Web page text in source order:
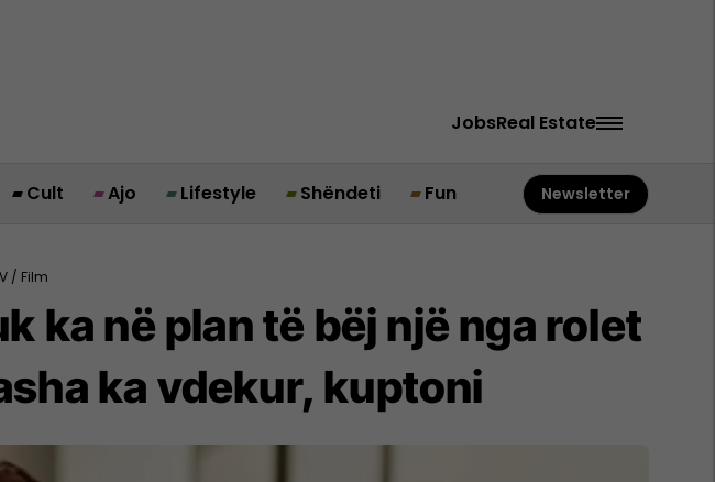
JobsReal Estate
Cult Ajo Lifestyle Shëndeti Fun Newsletter
/ Film
ka në plan të bëj një nga rolet
ka vdekur, kuptoni